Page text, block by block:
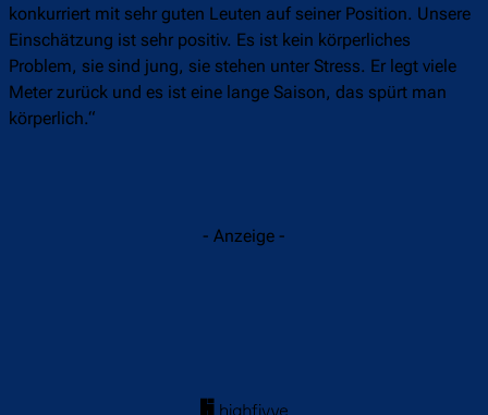
konkurriert mit sehr guten Leuten auf seiner Position. Unsere
Einschätzung ist sehr positiv. Es ist kein körperliches
Problem, sie sind jung, sie stehen unter Stress. Er legt viele
Meter zurück und es ist eine lange Saison, das spürt man
körperlich.“
- Anzeige -